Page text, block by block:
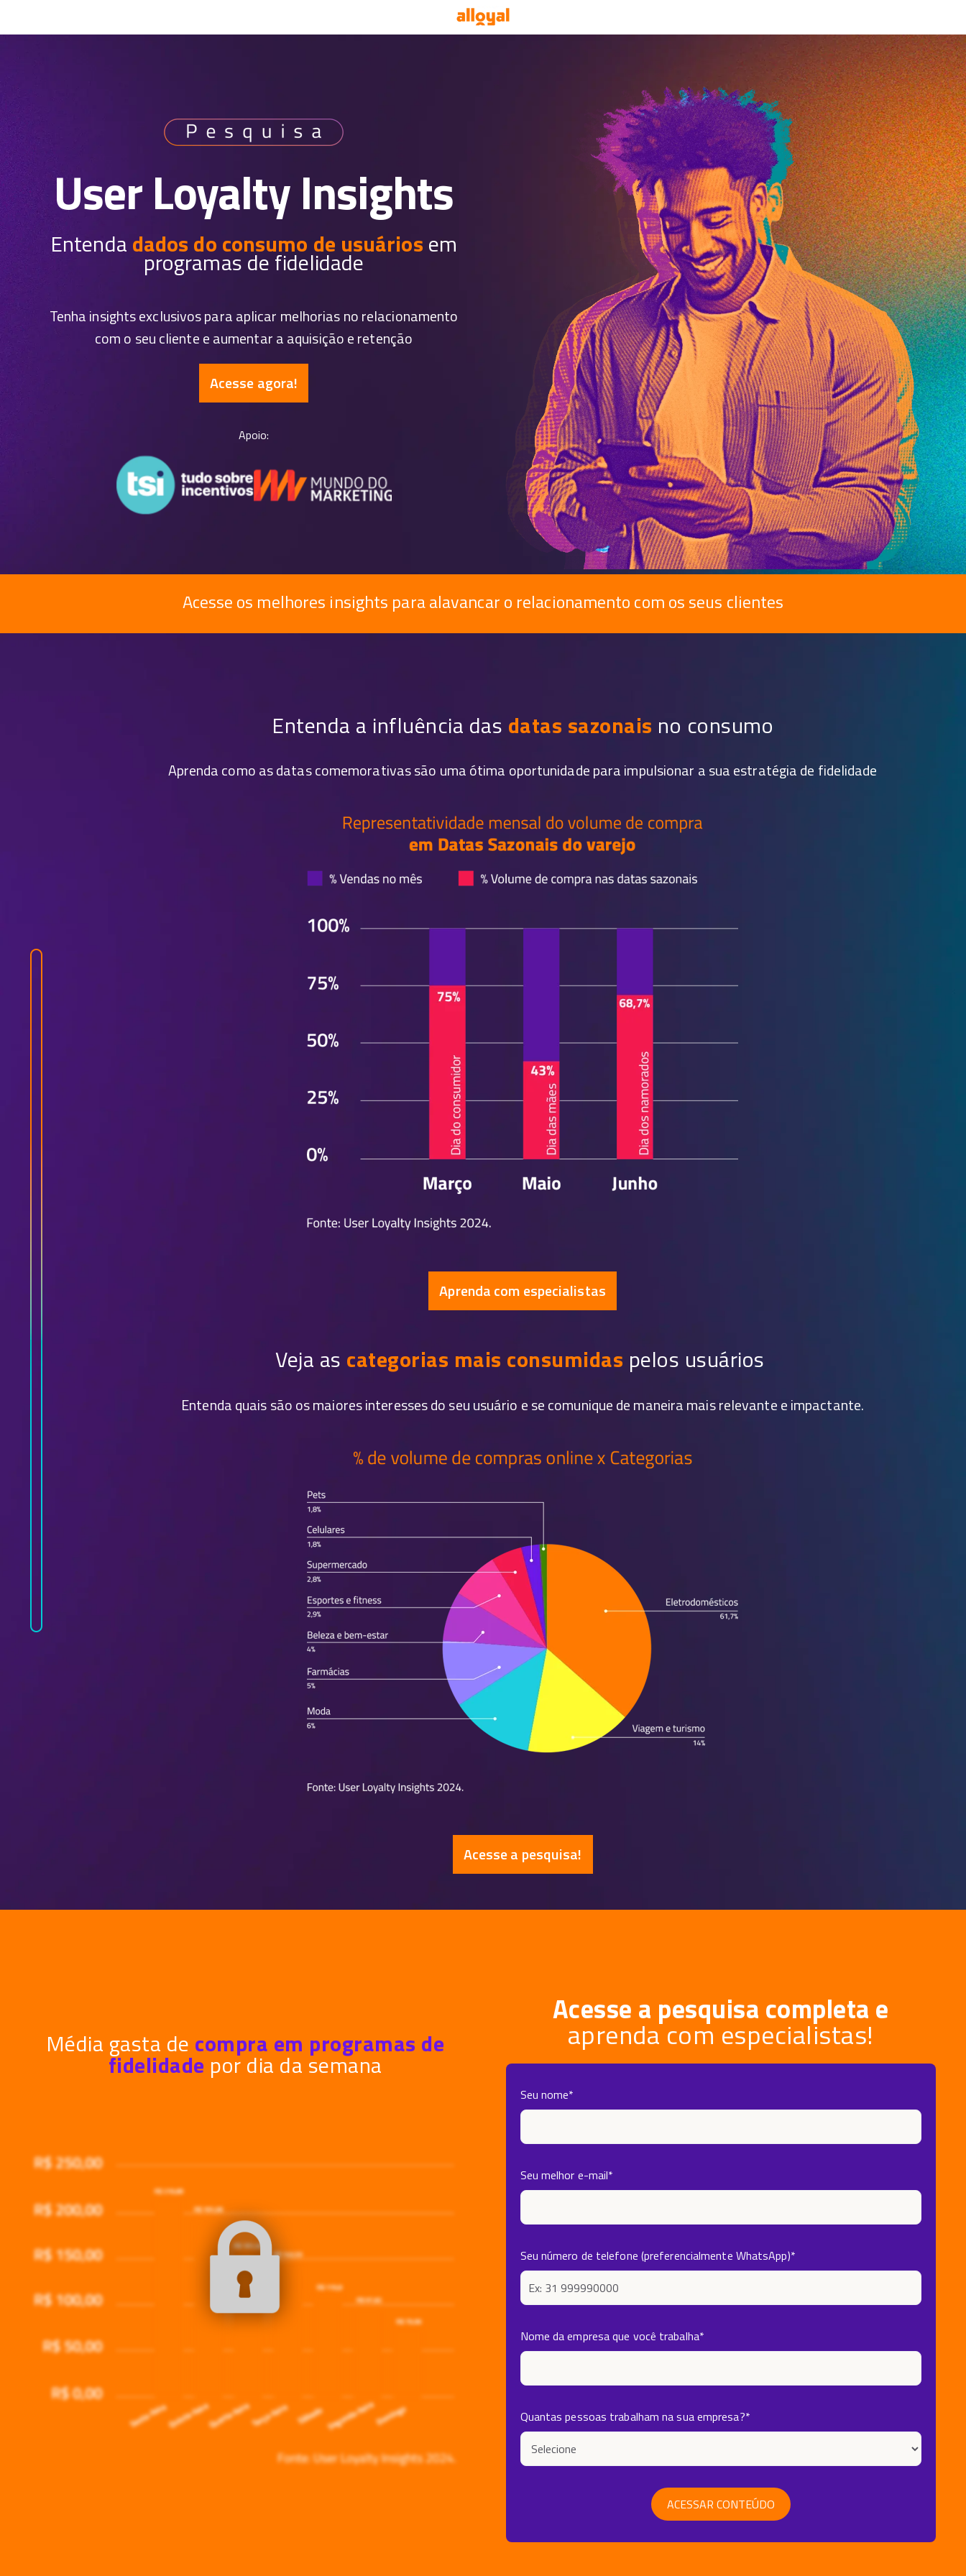
User Loyalty Insights
Entendadados do consumo de usuáriosem
programas de fidelidade
Tenha insights exclusivos para aplicar melhorias no relacionamento
com o seu cliente e aumentar a aquisição e retenção
Acesse agora!
Apoio:
Acesse os melhores insights para alavancar o relacionamento com os seus clientes
Entenda a influência das datas sazonais no consumo
Aprenda como as datas comemorativas são uma ótima oportunidade para impulsionar a sua estratégia de fidelidade
Aprenda com especialistas
Veja as categorias mais consumidas pelos usuários
Entenda quais são os maiores interesses do seu usuário e se comunique de maneira mais relevante e impactante.
Acesse a pesquisa!
Média gasta de compra em programas de
fidelidade por dia da semana
Acesse a pesquisa completa e
aprenda com especialistas!
Seu nome*
Seu melhor e-mail*
Seu número de telefone (preferencialmente WhatsApp)*
Nome da empresa que você trabalha*
Quantas pessoas trabalham na sua empresa?*